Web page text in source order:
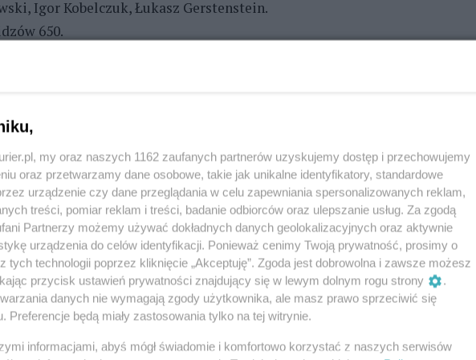
Igor Kobelczuk, Łukasz Gerstenstein.
650.
bo już w 3. minucie po mocnym strzale piłka
bramkarza, wpadła do siatki, a gola zapisano
Gwardii Koszalin (syn Jacka Kosmalskiego,
i Legii Warszawa, z którą wywalczył
w sztabie szkoleniowym których, w roli
obrońca szczecińskiej Pogoni Piotr Celeban.
po kornerze, z bliska główkował Wojdak,
meczu po wielu rzutach rożnych (Szczecinianie
wrocławską bramką. Trzy minuty później doszło
Klon popełnił fatalny błąd przepuszczając
zdobywając drugiego gola. W 10. minucie
lecz po kornerze Rogala główkował tuż obok
Lebedyński, lecz Wrocławianie zdołali
my oraz naszych 1162 zaufanych partnerów uzyskujemy dostęp i przechowujemy
oraz przetwarzamy dane osobowe, takie jak unikalne identyfikatory, standardowe
urządzenie czy dane przeglądania w celu zapewniania spersonalizowanych reklam,
treści, pomiar reklam i treści, badanie odbiorców oraz ulepszanie usług. Za zgodą
Partnerzy możemy używać dokładnych danych geolokalizacyjnych oraz aktywnie
urządzenia do celów identyfikacji. Ponieważ cenimy Twoją prywatność, prosimy o
tych technologii poprzez kliknięcie „Akceptuję”. Zgoda jest dobrowolna i zawsze możesz
przycisk ustawień prywatności znajdujący się w lewym dolnym rogu strony
.
danych nie wymagają zgody użytkownika, ale masz prawo sprzeciwić się
Preferencje będą miały zastosowania tylko na tej witrynie.
informacjami, abyś mógł świadomie i komfortowo korzystać z naszych serwisów